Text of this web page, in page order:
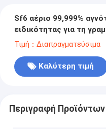
Sf6 αέριο 99,999%
ειδικότητας για τη
τάσης
Τιμή：Διαπραγματεύσιμα
Καλύτερη τιμή
Περιγραφή Προϊόντων